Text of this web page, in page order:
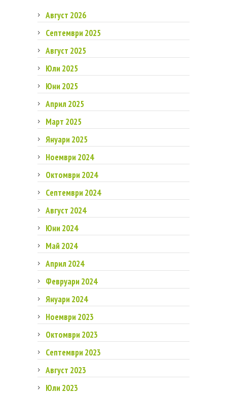
Август 2026
Септември 2025
Август 2025
Юли 2025
Юни 2025
Април 2025
Март 2025
Януари 2025
Ноември 2024
Октомври 2024
Септември 2024
Август 2024
Юни 2024
Май 2024
Април 2024
Февруари 2024
Януари 2024
Ноември 2023
Октомври 2023
Септември 2023
Август 2023
Юли 2023